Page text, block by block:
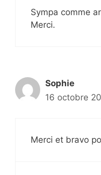
Sympa comme
Merci.
Sophie
16 octobre
Merci et bravo